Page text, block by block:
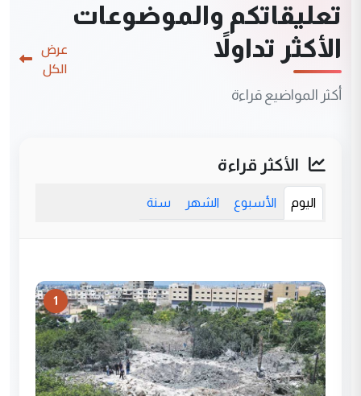
تعليقاتكم والموضوعات
الأكثر تداولاً
أكثر المواضيع قراءة
عرض
الكل
الأكثر قراءة
اليوم الأسبوع الشهر سنة
1